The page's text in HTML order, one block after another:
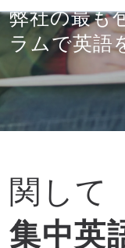
弊社の最も
ラムで英語
関して
集中英